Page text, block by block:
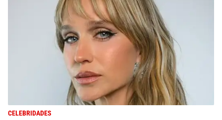
CELEBRIDADES